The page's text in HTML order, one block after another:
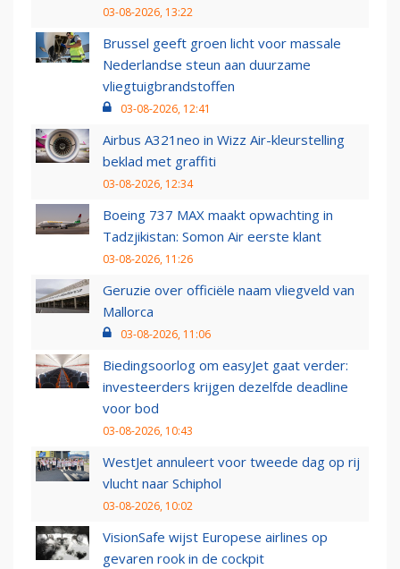
03-08-2026, 13:22
Brussel geeft groen licht voor massale
Nederlandse steun aan duurzame
vliegtuigbrandstoffen
03-08-2026, 12:41
Airbus A321neo in Wizz Air-kleurstelling
beklad met graffiti
03-08-2026, 12:34
Boeing 737 MAX maakt opwachting in
Tadzjikistan: Somon Air eerste klant
03-08-2026, 11:26
Geruzie over officiële naam vliegveld van
Mallorca
03-08-2026, 11:06
Biedingsoorlog om easyJet gaat verder:
investeerders krijgen dezelfde deadline
voor bod
03-08-2026, 10:43
WestJet annuleert voor tweede dag op rij
vlucht naar Schiphol
03-08-2026, 10:02
VisionSafe wijst Europese airlines op
gevaren rook in de cockpit